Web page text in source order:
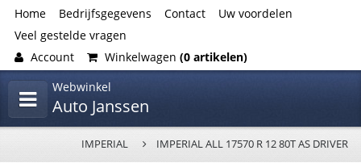
Home Bedrijfsgegevens Contact
Uw voordelen
Veel gestelde vragen
Account
Winkelwagen (0 artikelen)
Webwinkel
Auto Janssen
IMPERIAL IMPERIAL ALL 17570 R 12 80T AS DRIVER